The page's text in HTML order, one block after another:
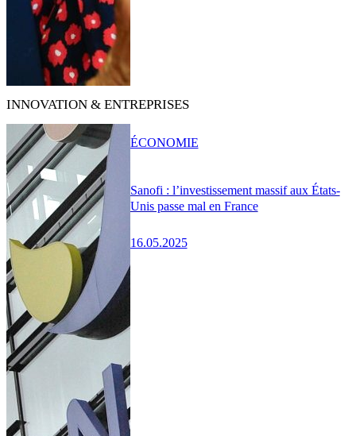
INNOVATION & ENTREPRISES
Sanofi : l’investissement massif aux États-
Unis passe mal en France
16.05.2025
ÉCONOMIE